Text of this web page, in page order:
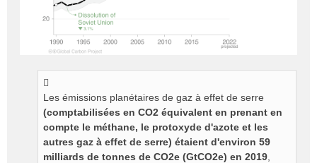
Les émissions planétaires de gaz à effet de serre
(comptabilisées en CO2 équivalent en prenant en
compte le méthane, le protoxyde d'azote et les
autres gaz à effet de serre) étaient d'environ 59
milliards de tonnes de CO2e (GtCO2e) en 2019